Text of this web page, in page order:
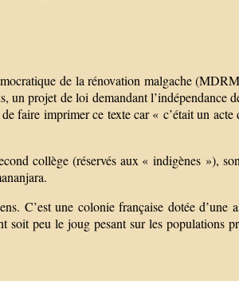
de la rénovation malgache
un projet de loi demandant l’indépendance
faire imprimer ce texte car « c’était un acte
collège (réservés aux « indigènes »),
C’est une colonie française dotée d’une
peu le joug pesant sur les populations